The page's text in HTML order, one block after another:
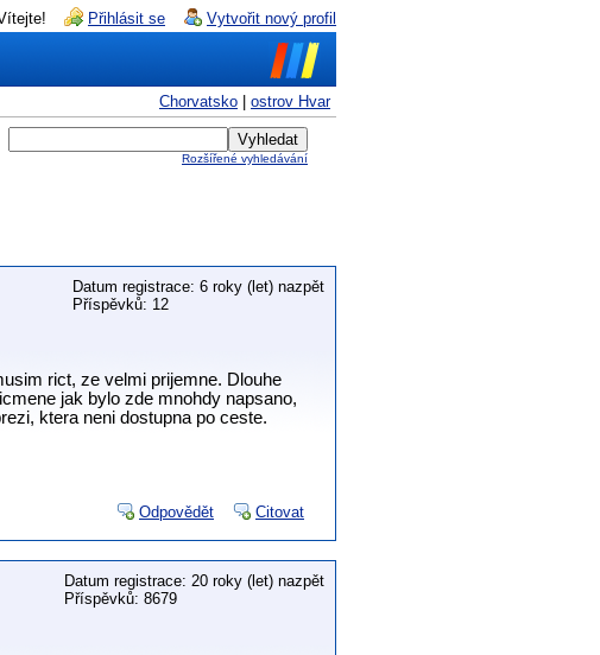
Přihlásit se Vytvořit nový profil
Chorvatsko ostrov Hvar
Rozšířené vyhledávání
Datum registrace: 6 roky (let) nazpět
Příspěvků: 12
rict, ze velmi prijemne. Dlouhe
jak bylo zde mnohdy napsano,
ktera neni dostupna po ceste.
Odpovědět Citovat
Datum registrace: 20 roky (let) nazpět
Příspěvků: 8679